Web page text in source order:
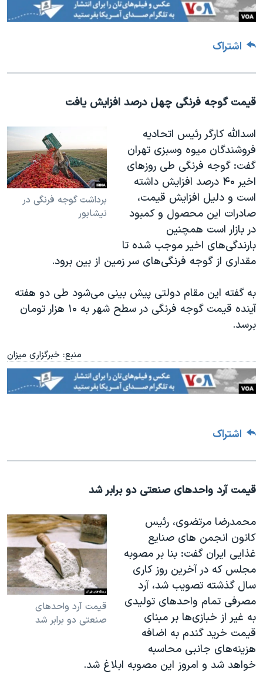
اشتراک
قیمت گوجه فرنگی چهل درصد افزایش یافت
برداشت گوجه فرنگی در
نیشابور
اسدالله کارگر رئیس اتحادیه
فروشندگان میوه وسبزی تهران
گفت: گوجه فرنگی طی روزهای
اخیر ۴۰ درصد افزایش داشته
است و دلیل افزایش قیمت،
صادرات این محصول و کمبود
در بازار است همچنین
بارندگی‌های اخیر موجب شده تا
مقداری از گوجه فرنگی‌های سر زمین از بین برود.
به گفته این مقام دولتی پیش بینی می‌شود طی دو هفته
آینده قیمت گوجه فرنگی در سطح شهر به ۱۰ هزار تومان
برسد.
منبع: خبرگزاری میزان
اشتراک
قیمت آرد واحدهای صنعتی دو برابر شد
قیمت آرد واحدهای
صنعتی دو برابر شد
محمدرضا مرتضوی، رئیس
کانون انجمن های صنایع
غذایی ایران گفت: بنا بر مصوبه
مجلس که در آخرین روز کاری
سال گذشته تصویب شد، آرد
مصرفی تمام واحدهای تولیدی
به غیر از خبازی‌ها بر مبنای
قیمت خرید گندم به اضافه
هزینه‌های جانبی محاسبه
خواهد شد و امروز این مصوبه ابلاغ شد.